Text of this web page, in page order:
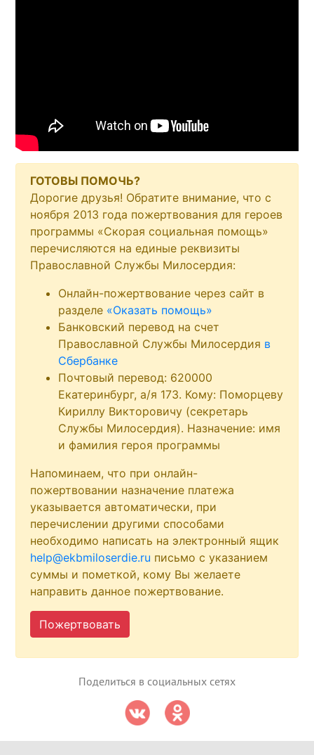
ГОТОВЫ ПОМОЧЬ?
Дорогие друзья! Обратите внимание, что с
ноября 2013 года пожертвования для героев
программы «Скорая социальная помощь»
перечисляются на единые реквизиты
Православной Службы Милосердия:
Онлайн-пожертвование через сайт в
разделе «Оказать помощь»
Банковский перевод на счет
Православной Службы Милосердия в
Сбербанке
Почтовый перевод: 620000
Екатеринбург, а/я 173. Кому: Поморцеву
Кириллу Викторовичу (секретарь
Службы Милосердия). Назначение: имя
и фамилия героя программы
Напоминаем, что при онлайн-
пожертвовании назначение платежа
указывается автоматически, при
перечислении другими способами
необходимо написать на электронный ящик
help@ekbmiloserdie.ru письмо с указанием
суммы и пометкой, кому Вы желаете
направить данное пожертвование.
Пожертвовать
Поделиться в социальных сетях